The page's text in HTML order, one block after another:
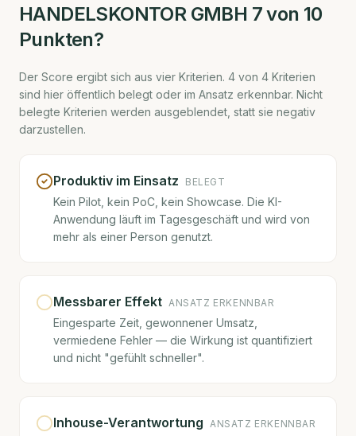
HANDELSKONTOR GMBH 7von 10
Punkten?
Der Score ergibt sich aus vier Kriterien. 4 von 4 Kriterien
sind hier öffentlich belegt oder im Ansatz erkennbar. Nicht
belegte Kriterien werden ausgeblendet, statt sie negativ
darzustellen.
Produktiv im Einsatz BELEGT
Kein Pilot, kein PoC, kein Showcase. Die KI-
Anwendung läuft im Tagesgeschäft und wird von
mehr als einer Person genutzt.
Messbarer Effekt ANSATZ ERKENNBAR
Eingesparte Zeit, gewonnener Umsatz,
vermiedene Fehler — die Wirkung ist quantifiziert
und nicht "gefühlt schneller".
Inhouse-Verantwortung ANSATZ ERKENNBAR